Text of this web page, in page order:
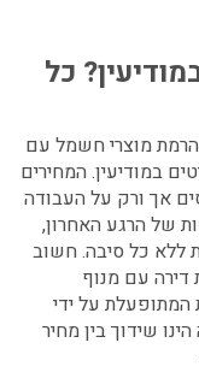
? כל
הרמת מוצרי חשמל עם
במודיעין. המחירים
אך ורק על העבודה
של הרגע האחרון,
ללא כל סיבה. חשוב
דירה עם מנוף
המתופעלת על ידי
שידוך בין מחיר